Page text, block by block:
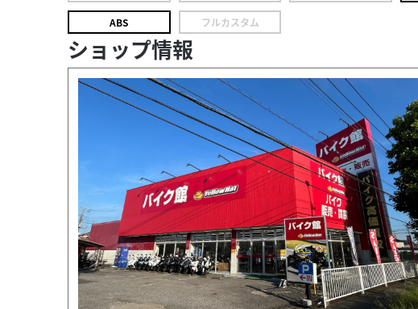
ABS フルカスタム
ショップ情報